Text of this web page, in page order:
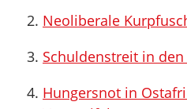
Neoliberale
Schuldenstreit in den
Hungersnot in